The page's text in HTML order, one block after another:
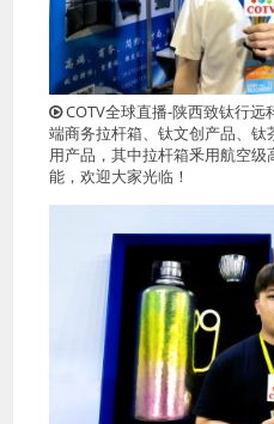
COTV全球直播-陕西致钛行
端商务拉杆箱、钛文创产品、
用产品，其中拉杆箱釆用航空
能，欢迎大家光临！